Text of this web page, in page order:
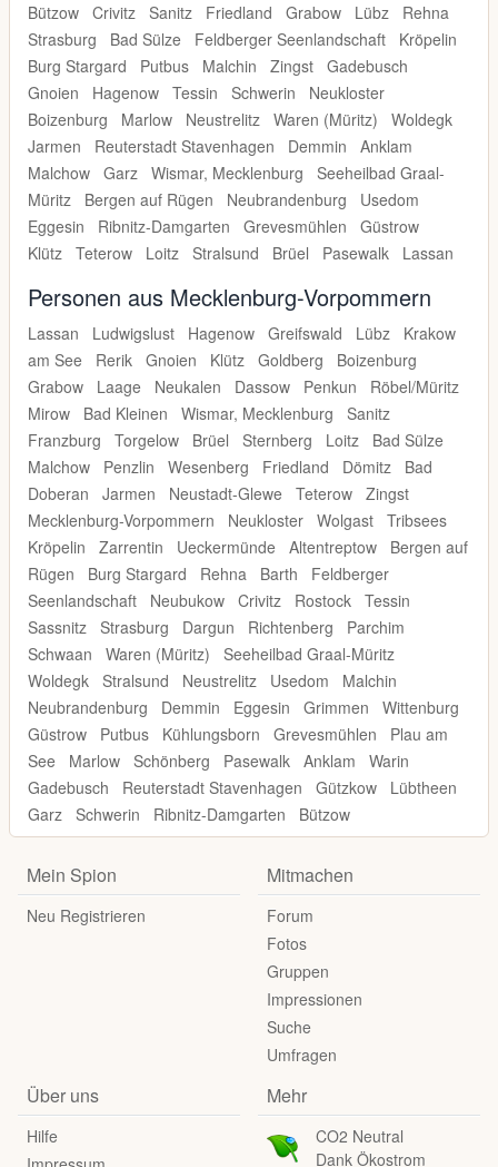
Bützow Crivitz Sanitz Friedland Grabow Lübz
Rehna
Strasburg
Bad Sülze Feldberger Seenlandschaft
Kröpelin
Burg Stargard
Putbus Malchin Zingst Gadebusch
Gnoien
Hagenow Tessin Schwerin
Neukloster
Boizenburg
Marlow Neustrelitz Waren (Müritz)
Woldegk
Jarmen
Reuterstadt Stavenhagen Demmin
Anklam
Malchow Garz Wismar, Mecklenburg
Seeheilbad Graal-
Müritz
Bergen auf Rügen Neubrandenburg
Usedom
Eggesin
Ribnitz-Damgarten Grevesmühlen
Güstrow
Klütz Teterow Loitz Stralsund Brüel Pasewalk Lassan
Personen aus Mecklenburg-Vorpommern
Lassan Ludwigslust Hagenow Greifswald Lübz
Krakow
am See
Rerik Gnoien Klütz Goldberg
Boizenburg
Grabow
Laage Neukalen Dassow Penkun
Röbel/Müritz
Mirow
Bad Kleinen Wismar, Mecklenburg
Sanitz
Franzburg
Torgelow Brüel Sternberg Loitz
Bad Sülze
Malchow
Penzlin Wesenberg Friedland Dömitz
Bad
Doberan
Jarmen Neustadt-Glewe Teterow Zingst
Mecklenburg-Vorpommern
Neukloster Wolgast Tribsees
Kröpelin
Zarrentin Ueckermünde Altentreptow
Bergen auf
Rügen
Burg Stargard Rehna Barth
Feldberger
Seenlandschaft
Neubukow Crivitz Rostock Tessin
Sassnitz Strasburg Dargun Richtenberg
Parchim
Schwaan
Waren (Müritz)
Seeheilbad Graal-Müritz
Woldegk Stralsund Neustrelitz Usedom
Malchin
Neubrandenburg
Demmin Eggesin Grimmen
Wittenburg
Güstrow
Putbus Kühlungsborn Grevesmühlen
Plau am
See
Marlow Schönberg Pasewalk Anklam
Warin
Gadebusch
Reuterstadt Stavenhagen Gützkow
Lübtheen
Garz Schwerin Ribnitz-Damgarten Bützow
Mein Spion
Neu Registrieren
Mitmachen
Forum
Fotos
Gruppen
Impressionen
Suche
Umfragen
Über uns
Hilfe
Mehr
CO2 Neutral
Dank Ökostrom